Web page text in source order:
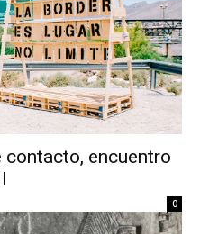
encuentro
0